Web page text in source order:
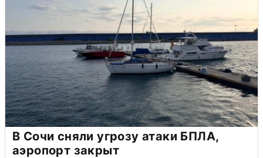
В Сочи сняли угрозу атаки БПЛА,
аэропорт закрыт